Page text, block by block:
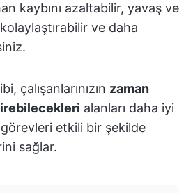
kaybını azaltabilir, yavaş ve
ve daha
çalışanlarınızın zaman
alanları daha iyi
etkili bir şekilde
sağlar.